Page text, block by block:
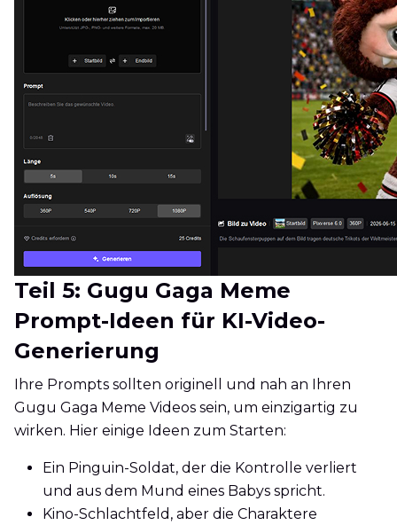
Teil 5: Gugu Gaga Meme
Prompt-Ideen für KI-Video-
Generierung
Ihre Prompts sollten originell und nah an Ihren
Gugu Gaga Meme Videos sein, um einzigartig zu
wirken. Hier einige Ideen zum Starten:
Ein Pinguin-Soldat, der die Kontrolle verliert
und aus dem Mund eines Babys spricht.
Kino-Schlachtfeld, aber die Charaktere